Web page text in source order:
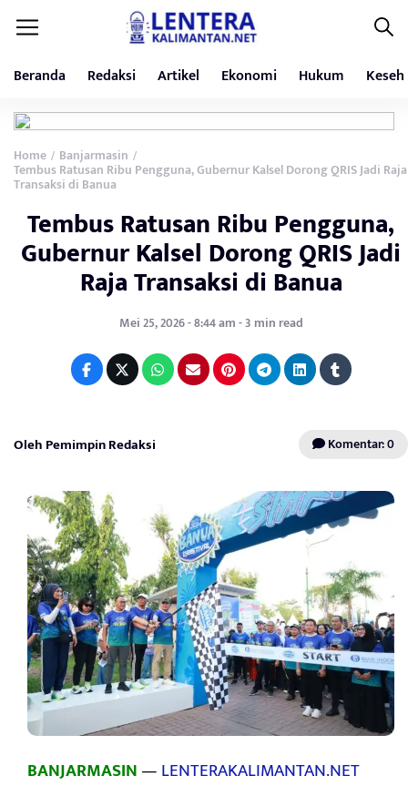
Beranda Redaksi Artikel Ekonomi Hukum
Home / Banjarmasin /
Tembus Ratusan Ribu Pengguna, Gubernur Kalsel Dorong QRIS Jadi Raja
Transaksi di Banua
Tembus Ratusan Ribu Pengguna,
Gubernur Kalsel Dorong QRIS Jadi
Raja Transaksi di Banua
Mei 25, 2026 - 8:44 am - 3 min read
Oleh Pemimpin Redaksi Komentar: 0
BANJARMASIN—LENTERAKALIMANTAN.NET